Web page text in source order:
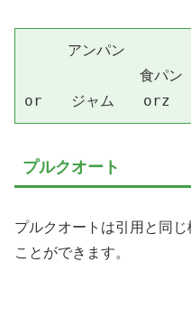
アンパン
食パン　　　
or　　ジャム　　orz　
プルクオート
プルクオートは引用と同
ことができます。